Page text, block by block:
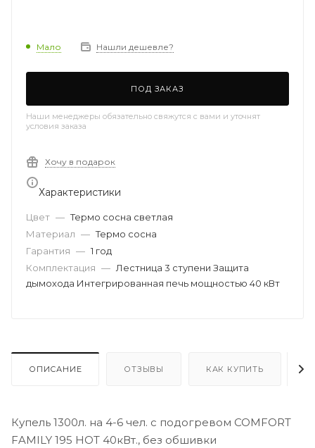
Мало Нашли дешевле?
ПОД ЗАКАЗ
Наши менеджеры обязательно свяжутся с вами и уточнят
условия заказа
Хочу в подарок
Характеристики
Цвет — Термо сосна светлая
Материал — Термо сосна
Гарантия — 1 год
Комплектация — Лестница 3 ступени Защита
дымохода Интегрированная печь мощностью 40 кВт
ОПИСАНИЕ ОТЗЫВЫ КАК КУПИТЬ
Купель 1300л. на 4-6 чел. с подогревом COMFORT
FAMILY 195 HOT 40кВт., без обшивки